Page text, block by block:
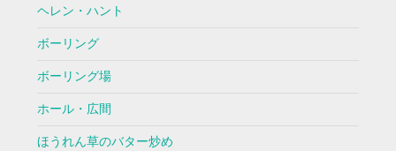
ヘレン・ハント
ボーリング
ボーリング場
ホール・広間
ほうれん草のバター炒め